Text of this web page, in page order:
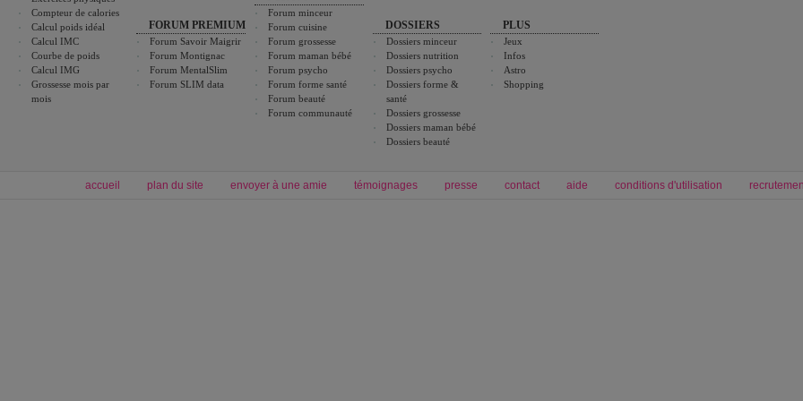
Compteur de calories
Calcul poids idéal
Calcul IMC
Courbe de poids
Calcul IMG
Grossesse mois par
mois
FORUM PREMIUM
Forum Savoir Maigrir
Forum Montignac
Forum MentalSlim
Forum SLIM data
Forum minceur
Forum cuisine
Forum grossesse
Forum maman bébé
Forum psycho
Forum forme santé
Forum beauté
Forum communauté
DOSSIERS
Dossiers minceur
Dossiers nutrition
Dossiers psycho
Dossiers forme &
santé
Dossiers grossesse
Dossiers maman bébé
Dossiers beauté
PLUS
Jeux
Infos
Astro
Shopping
accueil plan du site envoyer à une amie témoignages presse contact aide conditions d'utilisation